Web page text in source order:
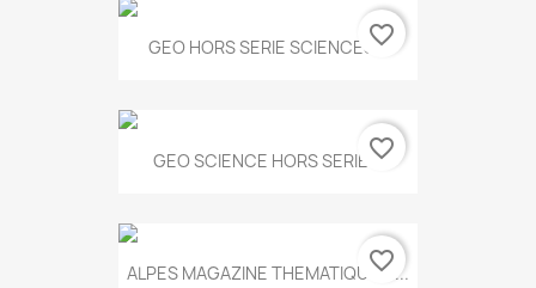
GEO HORS SERIE SCIENCES...
favorite_border
GEO SCIENCE HORS SERIE...favorite_border
ALPES MAGAZINE THEMATIQUE N...
favorite_border